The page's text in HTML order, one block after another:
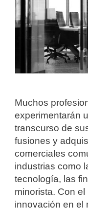
Muchos
experimentarán
transcurso de
fusiones y
comerciales
industrias como
tecnología, las
minorista. Con
innovación en el